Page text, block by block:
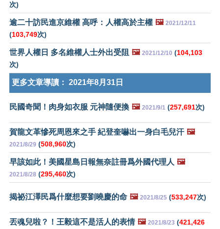
次)
逾二十訪民進京維權 高呼：人權高於主權 🖼️ 2021/12/11
(103,749次)
世界人權日 多名維權人士外出受阻 🖼️ 2021/12/10 (104,103
次)
更多文章導讀： 2021年8月31日
民國奇聞！肉身如衣服 元神隨便換 🖼️ 2021/9/1 (257,691次)
賀龍文革慘死周恩來之手 紀登奎嚇出一身白毛兒汗 🖼️
2021/8/29 (508,960次)
早該如此！美國星島日報無奈註冊爲外國代理人 🖼️
2021/8/28 (295,460次)
揭祕江澤民爲什麼想要劉曉慶的命 🖼️ 2021/8/25 (533,247次)
丟魂兒啦？！王毅這不是活人的表情 🖼️ 2021/8/23 (421,426